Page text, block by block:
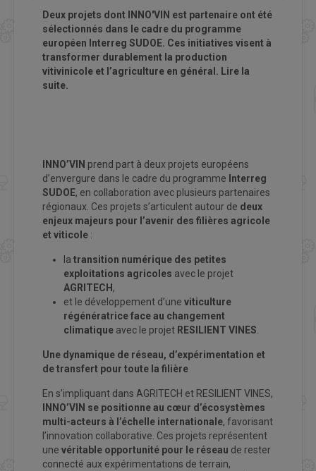
Deux projets dont INNO'VIN est partenaire ont été
sélectionnés dans le cadre du programme
européen Interreg SUDOE. Ces initiatives visent à
transformer durablement la production
vitivinicole et l’agriculture en général. Lire la
suite.
INNO’VIN prend part à deux projets européens
d’envergure dans le cadre du programme Interreg
SUDOE, en collaboration avec plusieurs partenaires
régionaux. Ces projets s’articulent autour de deux
enjeux majeurs pour l’avenir des filières agricole
et viticole :
la transition numérique des petites
exploitations agricoles avec le projet
AGRITECH ,
et le développement d’une viticulture
régénératrice face au changement
climatique avec le projet RESILIENT VINES
Une dynamique de réseau, d’expérimentation et
de transfert pour toute la filière
En s’impliquant dans AGRITECH et RESILIENT VINES,
INNO’VIN se positionne au cœur d’écosystèmes
multi-acteurs à l’échelle internationale, favorisant
l’innovation collaborative. Ces projets représentent
une véritable opportunité pour le réseau de rester
connecté aux expérimentations de terrain,